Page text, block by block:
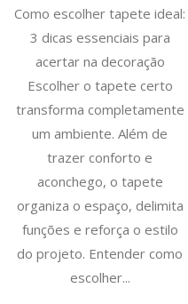
Como escolher tapete ideal:
3 dicas essenciais para
acertar na decoração
Escolher o tapete certo
transforma completamente
um ambiente. Além de
trazer conforto e
aconchego, o tapete
organiza o espaço, delimita
funções e reforça o estilo
do projeto. Entender como
escolher...